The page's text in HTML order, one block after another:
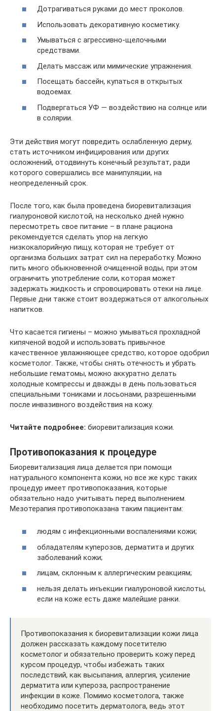
Дотрагиваться руками до мест проколов.
Использовать декоративную косметику.
Умываться с агрессивно-щелочными
средствами.
Делать массаж или мимические упражнения.
Посещать бассейн, купаться в открытых
водоемах.
Подвергаться УФ — воздействию на солнце или
в солярии.
Эти действия могут повредить ослабленную дерму,
стать источником инфицирования или других
осложнений, отодвинуть конечный результат, ради
которого совершались все манипуляции, на
неопределенный срок.
После того, как была проведена биоревитализация
гиалуроновой кислотой, на несколько дней нужно
пересмотреть свое питание – в плане рациона
рекомендуется сделать упор на легкую
низкокалорийную пищу, которая не требует от
организма больших затрат сил на переработку. Можно
пить много обыкновенной очищенной воды, при этом
ограничить употребление соли, которая может
задержать жидкость и спровоцировать отеки на лице.
Первые дни также стоит воздержаться от алкогольных
напитков.
Что касается гигиены – можно умываться прохладной
кипяченой водой и использовать привычное
качественное увлажняющее средство, которое одобрил
косметолог. Также, чтобы снять отечность и убрать
небольшие гематомы, можно аккуратно делать
холодные компрессы и дважды в день пользоваться
специальными тониками и лосьонами, разрешенными
после инвазивного воздействия на кожу.
Читайте подробнее: биоревитализация кожи.
Противопоказания к процедуре
Биоревитализация лица делается при помощи
натурального компонента кожи, но все же курс таких
процедур имеет противопоказания, которые
обязательно надо учитывать перед выполнением.
Мезотерапия противопоказана таким пациентам:
людям с инфекционными воспалениями кожи;
обладателям куперозов, дерматита и других
заболеваний кожи;
лицам, склонным к аллергическим реакциям;
нельзя делать инъекции гиалуроновой кислоты,
если на коже есть даже малейшие ранки.
Противопоказания к биоревитализации кожи лица
должен рассказать каждому посетителю
косметолог и обязательно проверить кожу перед
курсом процедур, чтобы избежать таких
последствий, как высыпания, аллергия, усиление
дерматита или купероза, распространение
инфекции в коже. Помимо косметолога, также
необходимо посетить дерматолога, ведь этот